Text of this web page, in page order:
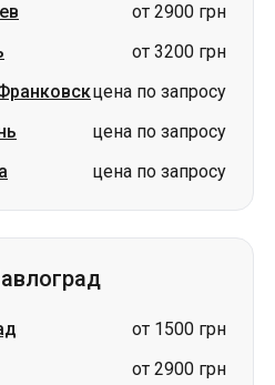
от 2900 грн
от 3200 грн
цена по запросу
цена по запросу
цена по запросу
от 1500 грн
от 2900 грн